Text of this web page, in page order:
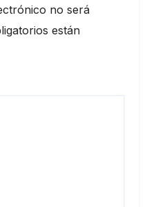
no será
están